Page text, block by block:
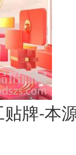
健康
的历
医典文
常有
强，市
牌-本